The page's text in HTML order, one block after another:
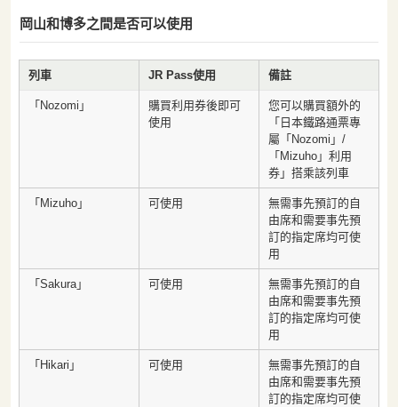
岡山和博多之間是否可以使用
列車 JR Pass使用 備註
「Nozomi」
購買利用券後即可
使用
您可以購買額外的
「日本鐵路通票專
屬「Nozomi」/
「Mizuho」利用
券」搭乘該列車
「Mizuho」 可使用
無需事先預訂的自
由席和需要事先預
訂的指定席均可使
用
「Sakura」 可使用
無需事先預訂的自
由席和需要事先預
訂的指定席均可使
用
「Hikari」 可使用
無需事先預訂的自
由席和需要事先預
訂的指定席均可使